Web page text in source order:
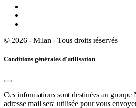
© 2026 - Milan - Tous droits réservés
Conditions générales d'utilisation
Ces informations sont destinées au
adresse mail sera utilisée pour vous